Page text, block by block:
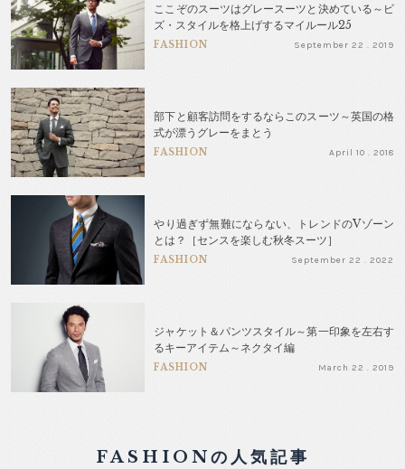
ここぞのスーツはグレースーツと決めている～ビ
ズ・スタイルを格上げするマイルール25
FASHION September 22 . 2019
部下と顧客訪問をするならこのスーツ～英国の格
式が漂うグレーをまとう
FASHION April 10 . 2018
やり過ぎず無難にならない、トレンドのVゾーン
とは？［センスを楽しむ秋冬スーツ］
FASHION September 22 . 2022
ジャケット＆パンツスタイル～第一印象を左右す
るキーアイテム～ネクタイ編
FASHION March 22 . 2019
FASHIONの人気記事